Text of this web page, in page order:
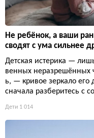
Не ребёнок, а ваши
сводят с ума сильнее
Детская истерика —
венных неразрешённых
ь, — кривое зеркало его
сначала разберитесь с
Дети 1 014